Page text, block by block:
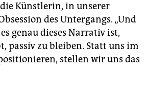
die Künstlerin, in unserer
des Untergangs. „Und
genau dieses Narrativ ist,
passiv zu bleiben. Statt uns im
stellen wir uns das